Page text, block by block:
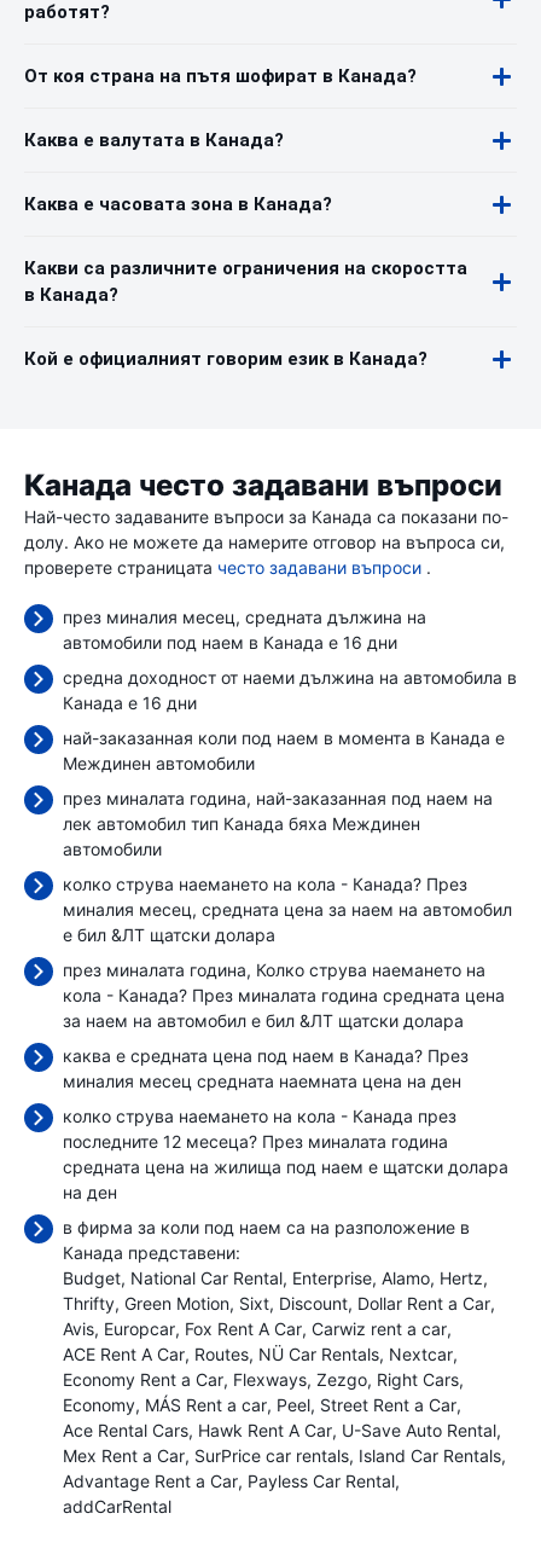
работят?
От коя страна на пътя шофират в Канада?
Каква е валутата в Канада?
Каква е часовата зона в Канада?
Какви са различните ограничения на скоростта
в Канада?
Кой е официалният говорим език в Канада?
Канада често задавани въпроси
Най-често задаваните въпроси за Канада са показани по-
долу. Ако не можете да намерите отговор на въпроса си,
проверете страницата често задавани въпроси .
през миналия месец, средната дължина на
автомобили под наем в Канада е 16 дни
средна доходност от наеми дължина на автомобила в
Канада е 16 дни
най-заказанная коли под наем в момента в Канада е
Междинен автомобили
през миналата година, най-заказанная под наем на
лек автомобил тип Канада бяха Междинен
автомобили
колко струва наемането на кола - Канада? През
миналия месец, средната цена за наем на автомобил
е бил &ЛТ щатски долара
през миналата година, Колко струва наемането на
кола - Канада? През миналата година средната цена
за наем на автомобил е бил &ЛТ щатски долара
каква е средната цена под наем в Канада? През
миналия месец средната наемната цена на ден
колко струва наемането на кола - Канада през
последните 12 месеца? През миналата година
средната цена на жилища под наем е щатски долара
на ден
в фирма за коли под наем са на разположение в
Канада представени:
Budget National Car Rental Enterprise Alamo Hertz
Thrifty Green Motion Sixt Discount Dollar Rent a Car
Avis Europcar Fox Rent A Car Carwiz rent a car
ACE Rent A Car Routes NÜ Car Rentals Nextcar
Economy Rent a Car Flexways Zezgo Right Cars
Economy MÁS Rent a car Peel Street Rent a Car
Ace Rental Cars Hawk Rent A Car U-Save Auto Rental
Mex Rent a Car SurPrice car rentals Island Car Rentals
Advantage Rent a Car Payless Car Rental
addCarRental